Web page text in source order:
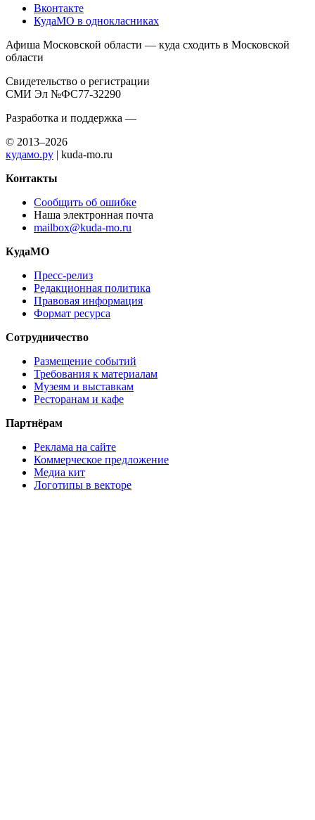
Вконтакте
КудаМО в однокласниках
Афиша Московской области — куда сходить в Московской
области
Свидетельство о регистрации
СМИ Эл №ФС77-32290
Разработка и поддержка —
© 2013–2026
кудамо.ру | kuda-mo.ru
Контакты
Сообщить об ошибке
Наша электронная почта
mailbox@kuda-mo.ru
КудаМО
Пресс-релиз
Редакционная политика
Правовая информация
Формат ресурса
Сотрудничество
Размещение событий
Требования к материалам
Музеям и выставкам
Ресторанам и кафе
Партнёрам
Реклама на сайте
Коммерческое предложение
Медиа кит
Логотипы в векторе